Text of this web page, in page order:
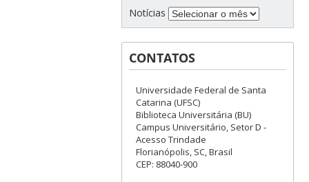
Notícias
CONTATOS
Universidade Federal de Santa
Catarina (UFSC)
Biblioteca Universitária (BU)
Campus Universitário, Setor D -
Acesso Trindade
Florianópolis, SC, Brasil
CEP: 88040-900